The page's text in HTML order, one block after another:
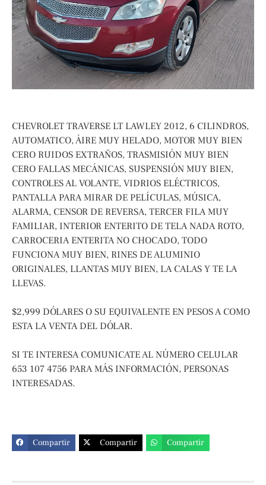
CHEVROLET TRAVERSE LT LAWLEY 2012, 6 CILINDROS,
AUTOMATICO, ÁIRE MUY HELADO, MOTOR MUY BIEN
CERO RUIDOS EXTRAÑOS, TRASMISIÓN MUY BIEN
CERO FALLAS MECÁNICAS, SUSPENSIÓN MUY BIEN,
CONTROLES AL VOLANTE, VIDRIOS ELÉCTRICOS,
PANTALLA PARA MIRAR DE PELÍCULAS, MÚSICA,
ALARMA, CENSOR DE REVERSA, TERCER FILA MUY
FAMILIAR, INTERIOR ENTERITO DE TELA NADA ROTO,
CARROCERIA ENTERITA NO CHOCADO, TODO
FUNCIONA MUY BIEN, RINES DE ALUMINIO
ORIGINALES, LLANTAS MUY BIEN, LA CALAS Y TE LA
LLEVAS.
$2,999 DÓLARES O SU EQUIVALENTE EN PESOS A COMO
ESTA LA VENTA DEL DÓLAR.
SI TE INTERESA COMUNICATE AL NÚMERO CELULAR
653 107 4756 PARA MÁS INFORMACIÓN, PERSONAS
INTERESADAS.
Compartir Compartir Compartir